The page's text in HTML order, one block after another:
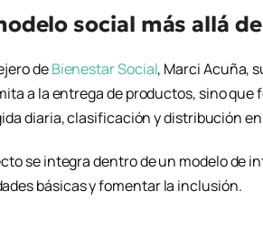
social más allá
deBienestar Social, Marci Acuña,
a la entrega de productos, sino
diaria, clasificación y distribución
se integra dentro de un modelo de
básicas y fomentar la inclusión.